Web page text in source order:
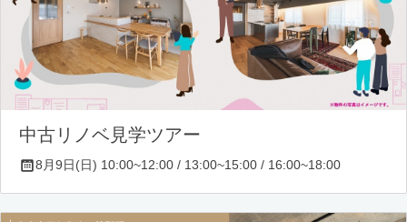
中古リノベ見学ツアー
8月9日(日) 10:00~12:00 / 13:00~15:00 / 16:00~18:00